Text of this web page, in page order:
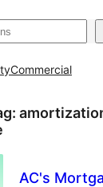
Commercial
AC's